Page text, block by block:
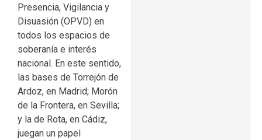
Presencia, Vigilancia y
Disuasión (OPVD) en
todos los espacios de
soberanía e interés
nacional. En este sentido,
las bases de Torrejón de
Ardoz, en Madrid; Morón
de la Frontera, en Sevilla;
y la de Rota, en Cádiz,
juegan un papel